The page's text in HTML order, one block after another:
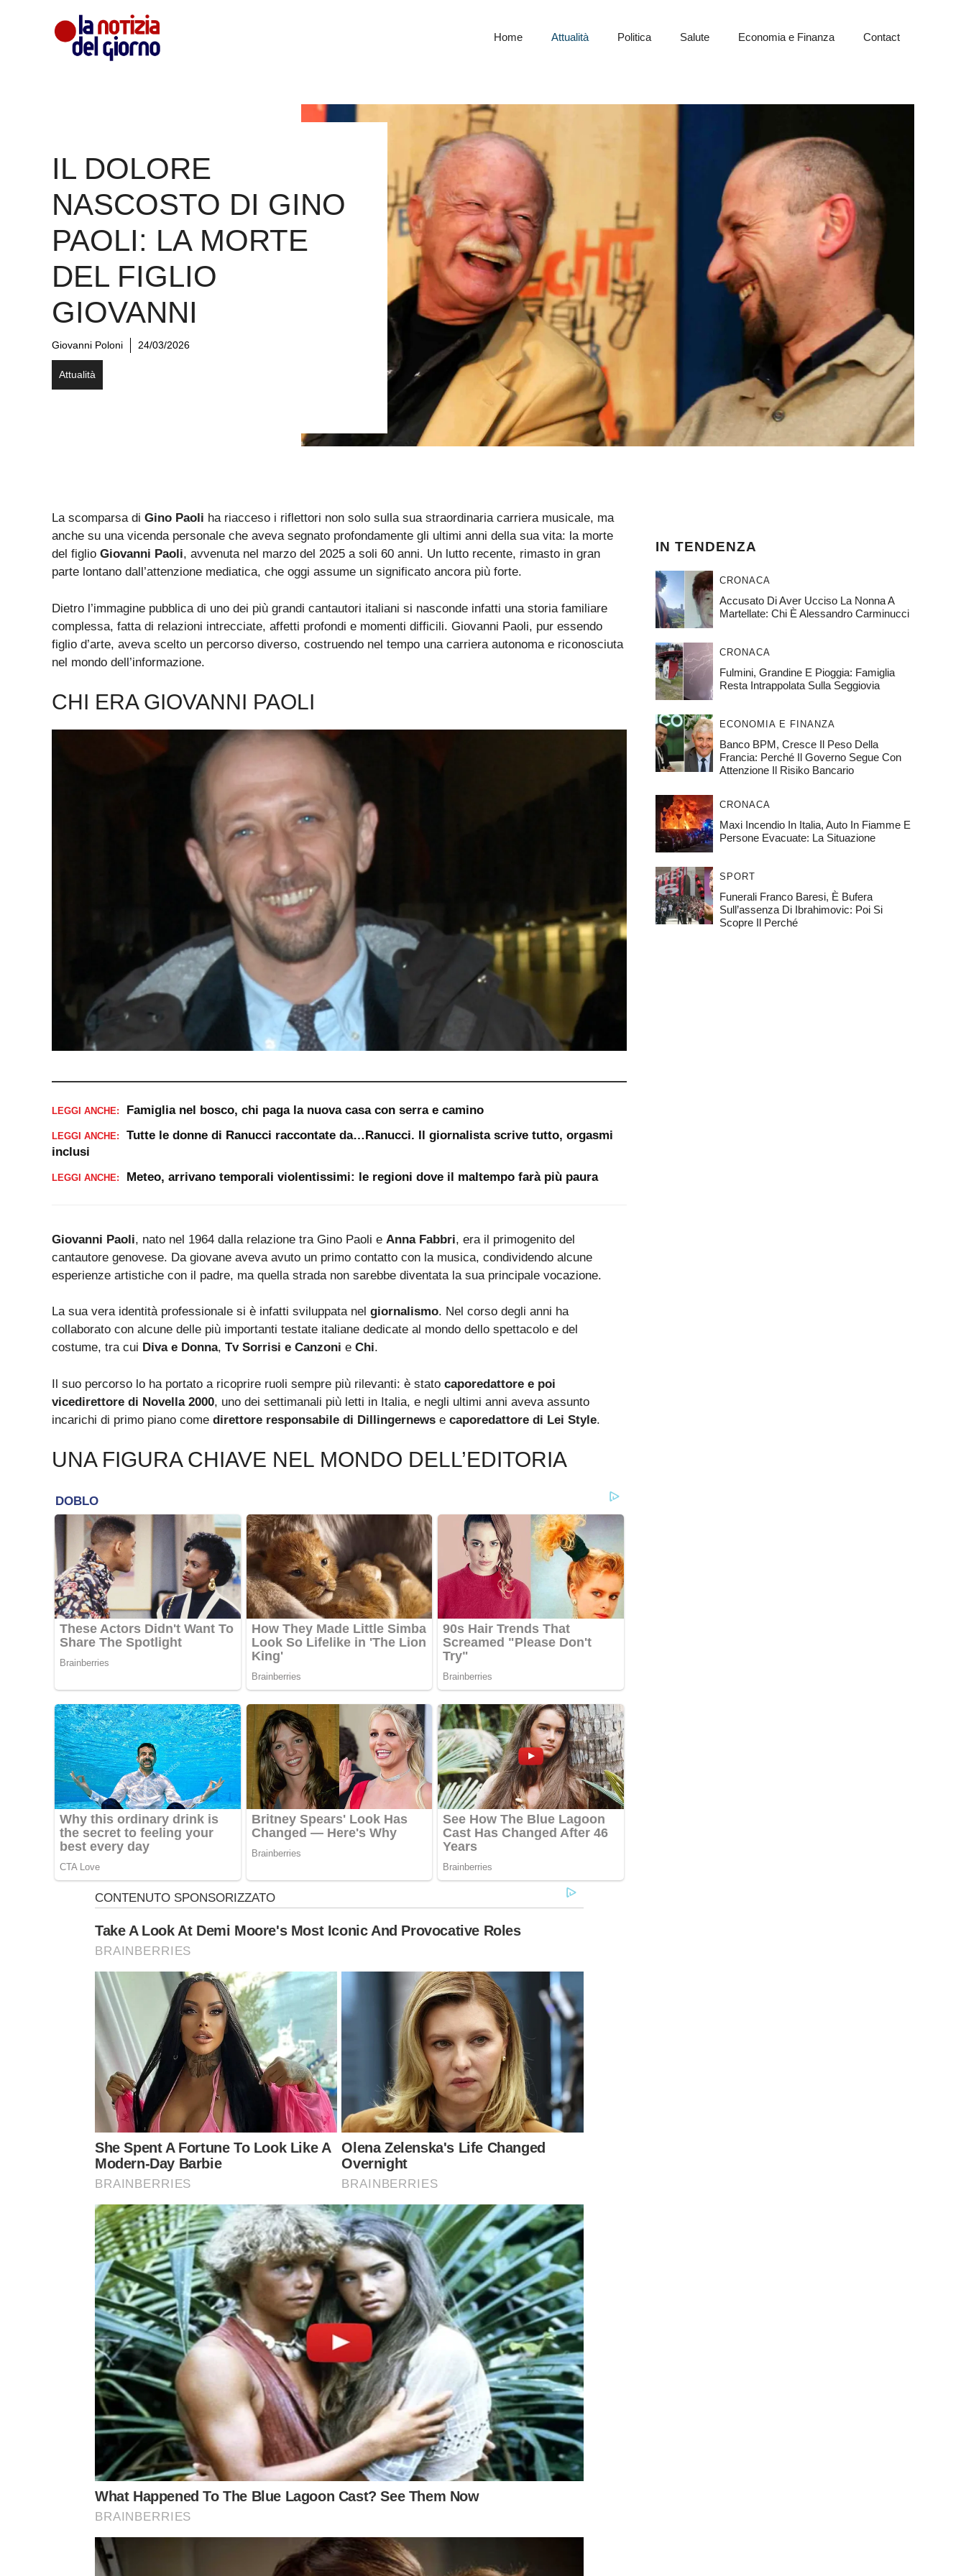
Home Attualità Politica Salute Economia e Finanza Contact
IL DOLORE
NASCOSTO DI GINO
PAOLI: LA MORTE
DEL FIGLIO
GIOVANNI
Giovanni Poloni 24/03/2026
Attualità
La scomparsa di Gino Paoli ha riacceso i riflettori non solo sulla sua straordinaria carriera musicale, ma
anche su una vicenda personale che aveva segnato profondamente gli ultimi anni della sua vita: la morte
del figlio Giovanni Paoli, avvenuta nel marzo del 2025 a soli 60 anni. Un lutto recente, rimasto in gran
parte lontano dall’attenzione mediatica, che oggi assume un significato ancora più forte.
Dietro l’immagine pubblica di uno dei più grandi cantautori italiani si nasconde infatti una storia familiare
complessa, fatta di relazioni intrecciate, affetti profondi e momenti difficili. Giovanni Paoli, pur essendo
figlio d’arte, aveva scelto un percorso diverso, costruendo nel tempo una carriera autonoma e riconosciuta
nel mondo dell’informazione.
CHI ERA GIOVANNI PAOLI
LEGGI ANCHE: Famiglia nel bosco, chi paga la nuova casa con serra e camino
LEGGI ANCHE:
Tutte le donne di Ranucci raccontate da…Ranucci. Il giornalista scrive tutto, orgasmi
inclusi
LEGGI ANCHE: Meteo, arrivano temporali violentissimi: le regioni dove il maltempo farà più paura
Giovanni Paoli, nato nel 1964 dalla relazione tra Gino Paoli e Anna Fabbri, era il primogenito del
cantautore genovese. Da giovane aveva avuto un primo contatto con la musica, condividendo alcune
esperienze artistiche con il padre, ma quella strada non sarebbe diventata la sua principale vocazione.
La sua vera identità professionale si è infatti sviluppata nel giornalismo. Nel corso degli anni ha
collaborato con alcune delle più importanti testate italiane dedicate al mondo dello spettacolo e del
costume, tra cui Diva e Donna, Tv Sorrisi e Canzoni e Chi.
Il suo percorso lo ha portato a ricoprire ruoli sempre più rilevanti: è stato caporedattore e poi
vicedirettore di Novella 2000, uno dei settimanali più letti in Italia, e negli ultimi anni aveva assunto
incarichi di primo piano come direttore responsabile di Dillingernews e caporedattore di Lei Style.
UNA FIGURA CHIAVE NEL MONDO DELL’EDITORIA
IN TENDENZA
CRONACA
Accusato Di Aver Ucciso La Nonna A
Martellate: Chi È Alessandro Carminucci
CRONACA
Fulmini, Grandine E Pioggia: Famiglia
Resta Intrappolata Sulla Seggiovia
ECONOMIA E FINANZA
Banco BPM, Cresce Il Peso Della
Francia: Perché Il Governo Segue Con
Attenzione Il Risiko Bancario
CRONACA
Maxi Incendio In Italia, Auto In Fiamme E
Persone Evacuate: La Situazione
SPORT
Funerali Franco Baresi, È Bufera
Sull’assenza Di Ibrahimovic: Poi Si
Scopre Il Perché